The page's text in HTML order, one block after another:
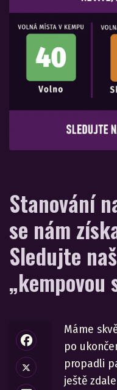
Stanování
se nám
Sledujte
„kempovou
Máme
po
propadli
ještě